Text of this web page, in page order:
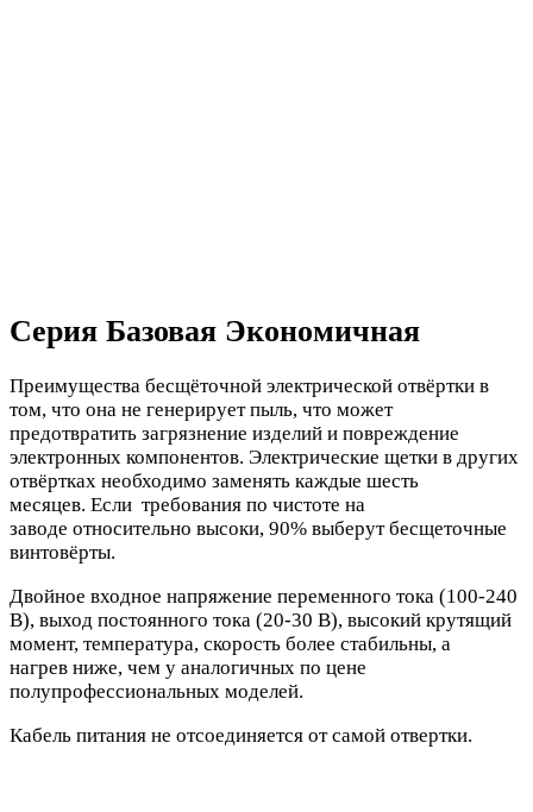
Серия Базовая Экономичная
Преимущества бесщёточной электрической отвёртки в
том, что она не генерирует пыль, что может
предотвратить загрязнение изделий и повреждение
электронных компонентов. Электрические щетки в других
отвёртках необходимо заменять каждые шесть
месяцев. Если требования по чистоте на
заводе относительно высоки, 90% выберут бесщеточные
винтовёрты.
Двойное входное напряжение переменного тока (100-240
В), выход постоянного тока (20-30 В), высокий крутящий
момент, температура, скорость более стабильны, а
нагрев ниже, чем у аналогичных по цене
полупрофессиональных моделей.
Кабель питания не отсоединяется от самой отвертки.